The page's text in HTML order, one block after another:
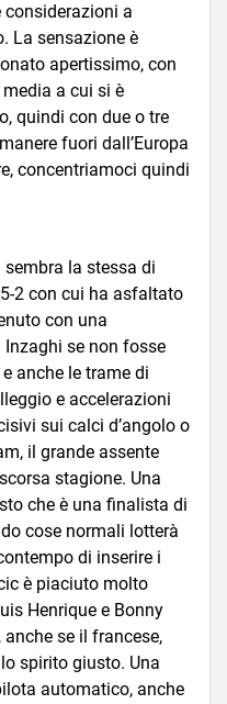
considerazioni a
La sensazione è
apertissimo, con
a cui si è
quindi con due o tre
fuori dall’Europa
concentriamoci quindi
sembra la stessa di
2 con cui ha asfaltato
con una
se non fosse
anche le trame di
e accelerazioni
sui calci d’angolo o
il grande assente
stagione. Una
che è una finalista di
cose normali lotterà
di inserire i
è piaciuto molto
Henrique e Bonny
se il francese,
spirito giusto. Una
automatico, anche